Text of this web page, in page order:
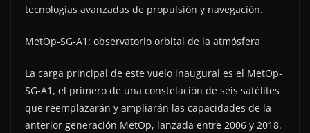
tecnologías avanzadas de propulsión y navegación.
MetOp-SG-A1: observatorio orbital de la atmósfera
La carga principal de este vuelo inaugural es el MetOp-
SG-A1, el primero de una constelación de seis satélites
que reemplazarán y ampliarán las capacidades de la
anterior generación MetOp, lanzada entre 2006 y 2018.